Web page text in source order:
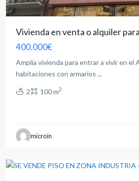
Vivienda en venta o alquiler
400.000€
Amplia vivienda para entrar a vivir en el
habitaciones con armarios ...
2 100 m2
microin
Industria
Albacete